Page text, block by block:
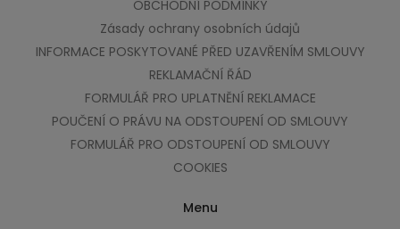
OBCHODNÍ PODMÍNKY
Zásady ochrany osobních údajů
INFORMACE POSKYTOVANÉ PŘED UZAVŘENÍM SMLOUVY
REKLAMAČNÍ ŘÁD
FORMULÁŘ PRO UPLATNĚNÍ REKLAMACE
POUČENÍ O PRÁVU NA ODSTOUPENÍ OD SMLOUVY
FORMULÁŘ PRO ODSTOUPENÍ OD SMLOUVY
COOKIES
Menu